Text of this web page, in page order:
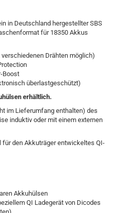
in Deutschland hergestellter SBS
für 18350 Akkus
Drähten möglich)
Boost
überlastgeschützt)
erhältlich.
im Lieferumfang enthalten) des
induktiv oder mit einem externen
den Akkuträger entwickeltes QI-
Akkuhülsen
QI Ladegerät von Dicodes